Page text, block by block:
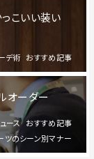
こいい装い
おすすめ記事
デ術
オーダー
おすすめ記事
ース
ツのシーン別マナー